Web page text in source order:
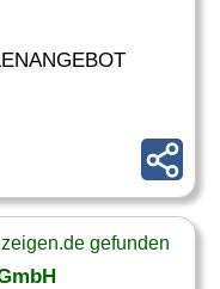
gefunden